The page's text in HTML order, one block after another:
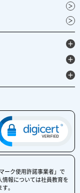
ーク使用許諾事業者」で
報については社員教育を
。